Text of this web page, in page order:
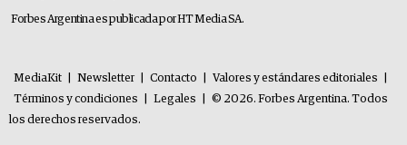
Forbes Argentina es publicada por HT Media SA.
MediaKit Newsletter Contacto Valores y estándares editoriales
Términos y condiciones
Legales
© 2026. Forbes Argentina. Todos
los derechos reservados.